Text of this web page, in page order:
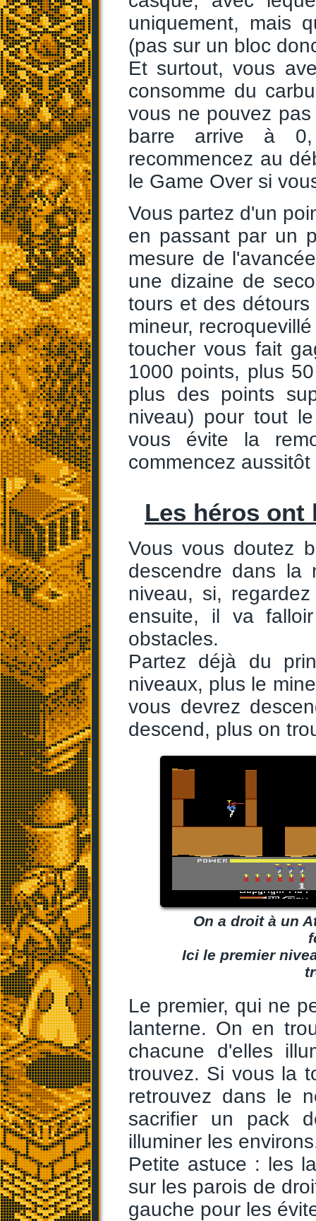
uniquement, mais
(pas sur un bloc
Et surtout, vous
consomme du
vous ne pouvez
barre arrive à
recommencez au
le Game Over si
Vous partez d'un
en passant par un
mesure de
une dizaine de
tours et des
mineur,
toucher vous fait
1000 points, plus
plus des points
niveau) pour tout
vous évite la
commencez
Les héros ont
Vous vous doutez
descendre dans la
niveau, si,
ensuite, il va
obstacles.
Partez déjà du
niveaux, plus le
vous devrez
descend, plus on
On a droit à un
Ici le premier
Le premier, qui ne
lanterne. On en
chacune d'elles
trouvez. Si vous la
retrouvez dans le
sacrifier un pack
illuminer les
Petite astuce : les
sur les parois de
gauche pour les